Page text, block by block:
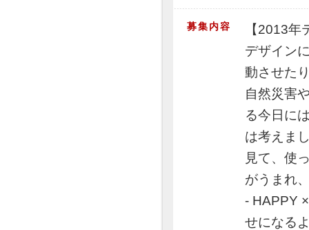
募集内容
【2013
デザイン
動させた
自然災害
る今日に
は考えま
見て、使
がうまれ
- HAPPY
せになる